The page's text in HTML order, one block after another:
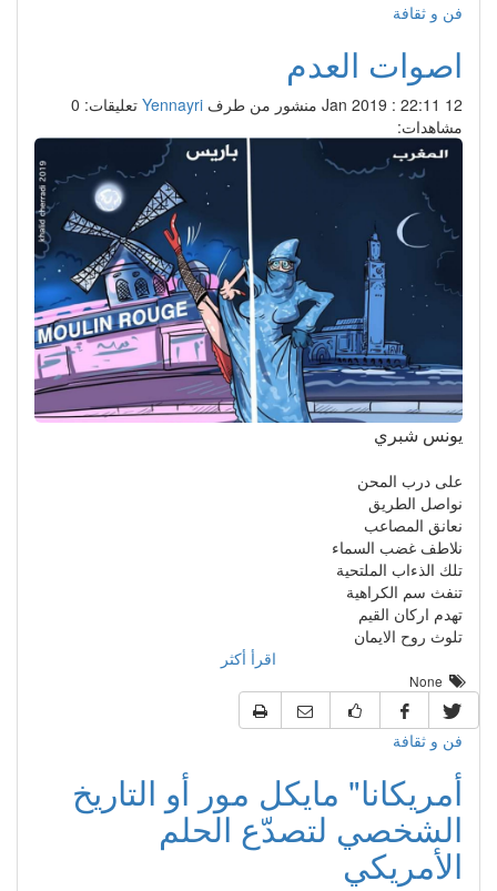
فن و ثقافة
اصوات العدم
12 Jan 2019 : 22:11 منشور من طرف Yennayri تعليقات: 0
مشاهدات:
يونس شبري
على درب المحن
نواصل الطريق
نعانق المصاعب
نلاطف غضب السماء
تلك الذءاب الملتحية
تنفث سم الكراهية
تهدم اركان القيم
تلوث روح الايمان
اقرأ أكثر
فن و ثقافة
أمريكانا" مايكل مور أو التاريخ
الشخصي لتصدّع الحلم
الأمريكي